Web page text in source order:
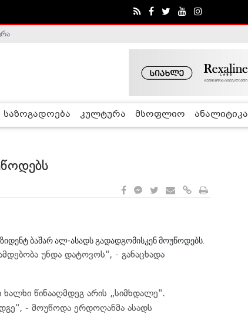
კომისია
საზოგადოება კულტურა მსოფლიო ანალიტიკა
ბაშარ ალ-ასადს გადადგომისკენ მოუწოდებს.
უნდა დატოვოს", - განაცხადა
წინააღმდეგ არის „სიმხდალე".
- მოუწოდა ერდოღანმა ასადს